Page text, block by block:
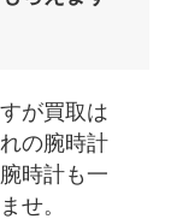
が買取は
の腕時計
時計も一
せ。